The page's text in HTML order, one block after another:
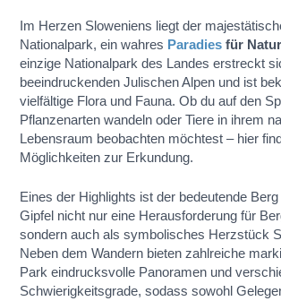
Im Herzen Sloweniens liegt der
Nationalpark, ein wahres Paradies für
einzige Nationalpark des Landes erstreckt
beeindruckenden Julischen Alpen und ist
vielfältige Flora und Fauna. Ob du auf den
Pflanzenarten wandeln oder Tiere in ihrem
Lebensraum beobachten möchtest – hier
Möglichkeiten zur Erkundung.
Eines der Highlights ist der bedeutende
Gipfel nicht nur eine Herausforderung für
sondern auch als symbolisches Herzstück
Neben dem Wandern bieten zahlreiche
Park eindrucksvolle Panoramen und
Schwierigkeitsgrade, sodass sowohl